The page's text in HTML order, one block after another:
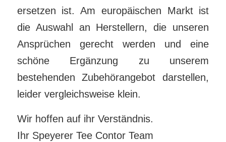
ersetzen ist. Am europäischen Markt ist
die Auswahl an Herstellern, die unseren
Ansprüchen gerecht werden und eine
schöne Ergänzung zu unserem
bestehenden Zubehörangebot darstellen,
leider vergleichsweise klein.
Wir hoffen auf ihr Verständnis.
Ihr Speyerer Tee Contor Team